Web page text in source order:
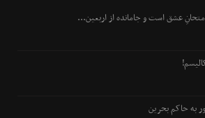
عشق است و جامانده از اربعین...
به حاکم بحرین